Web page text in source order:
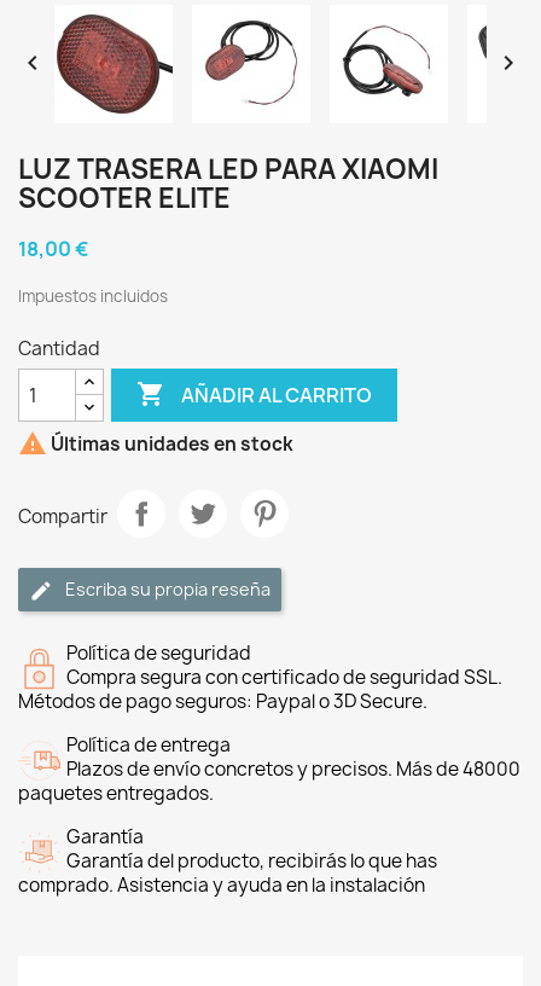
 
LUZ TRASERA LED PARA XIAOMI
SCOOTER ELITE
18,00 €
Impuestos incluidos
Cantidad
 AÑADIR AL CARRITO
 Últimas unidades en stock
Compartir
Escriba su propia reseña
Política de seguridad
Compra segura con certificado de seguridad SSL.
Métodos de pago seguros: Paypal o 3D Secure.
Política de entrega
Plazos de envío concretos y precisos. Más de 48000
paquetes entregados.
Garantía
Garantía del producto, recibirás lo que has
comprado. Asistencia y ayuda en la instalación